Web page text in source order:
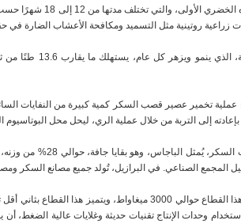
سنوات. وذلك لأنه
زراعية روتينية مثل التسميد ومكافحة الأعشاب الضارة
وهكذا، خلال
عملية تخمير عصير قصب السكر كمية كبيرة من النفايات
بإعادته إلى التربة من خلال عملية الري، ليحل محل
في عملية طحن قصب
المجمع الصناعي. في البرازيل، تُولد جميع مصانع السكر
تبلغ الطاقة الكهربائية المولدة حاليًا في هذا القطاع حوالي